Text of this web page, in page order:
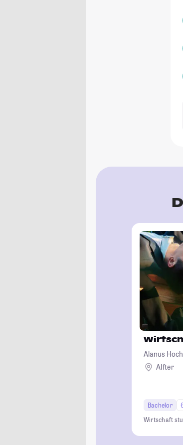
Alanus
Alfter
Bachelor
Wirtschaft